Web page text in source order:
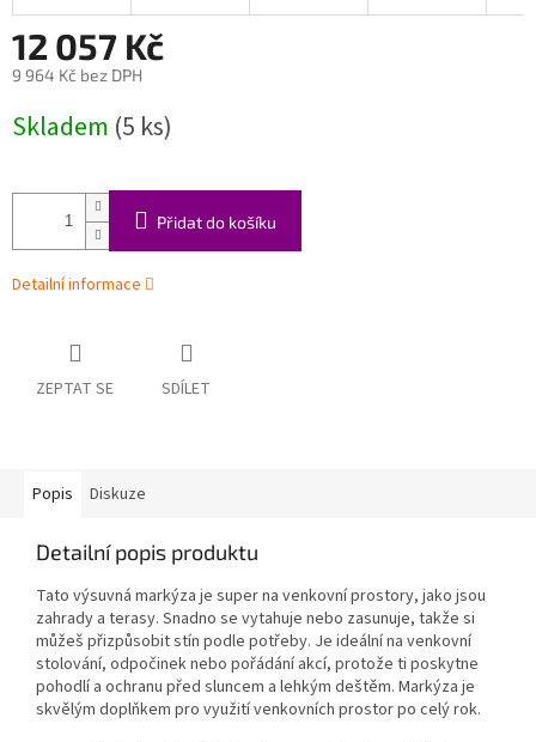
12 057 Kč
9 964 Kč bez DPH
cena:
Skladem (5 ks)
Přidat do košíku
Detailní informace
ZEPTAT SE SDÍLET
Popis Diskuze
Detailní popis produktu
Tato výsuvná markýza je super na venkovní prostory, jako jsou
zahrady a terasy. Snadno se vytahuje nebo zasunuje, takže si
můžeš přizpůsobit stín podle potřeby. Je ideální na venkovní
stolování, odpočinek nebo pořádání akcí, protože ti poskytne
pohodlí a ochranu před sluncem a lehkým deštěm. Markýza je
skvělým doplňkem pro využití venkovních prostor po celý rok.